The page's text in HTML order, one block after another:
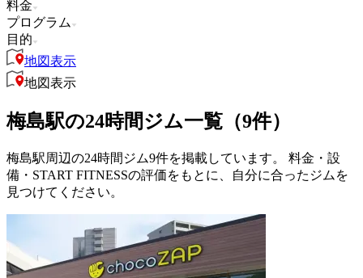
料金
プログラム
目的
地図表示
地図表示
梅島駅の24時間ジム一覧（9件）
梅島駅周辺の24時間ジム9件を掲載しています。 料金・設
備・START FITNESSの評価をもとに、自分に合ったジムを
見つけてください。